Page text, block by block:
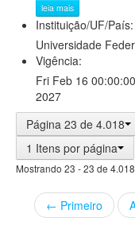
leia mais
Instituição/UF/País:
Universidade
Vigência:
Fri Feb 16
2027
Página 23 de 4.018
1 Itens por página
Mostrando 23 - 23 de
← Primeiro